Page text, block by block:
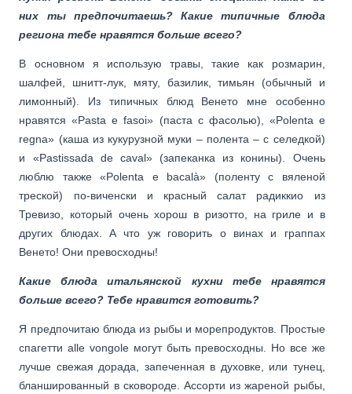
них ты предпочитаешь? Какие типичные блюда
региона тебе нравятся больше всего?
В основном я использую травы, такие как розмарин,
шалфей, шнитт-лук, мяту, базилик, тимьян (обычный и
лимонный). Из типичных блюд Венето мне особенно
нравятся «Pasta e fasoi» (паста с фасолью), «Polenta e
regna» (каша из кукурузной муки – полента – с селедкой)
и «Pastissada de caval» (запеканка из конины). Очень
люблю также «Polenta e bacalà» (поленту с вяленой
треской) по-виченски и красный салат радиккио из
Тревизо, который очень хорош в ризотто, на гриле и в
других блюдах. А что уж говорить о винах и граппах
Венето! Они превосходны!
Какие блюда итальянской кухни тебе нравятся
больше всего? Тебе нравится готовить?
Я предпочитаю блюда из рыбы и морепродуктов. Простые
спагетти alle vongole могут быть превосходны. Но все же
лучше свежая дорада, запеченная в духовке, или тунец,
бланшированный в сковороде. Ассорти из жареной рыбы,